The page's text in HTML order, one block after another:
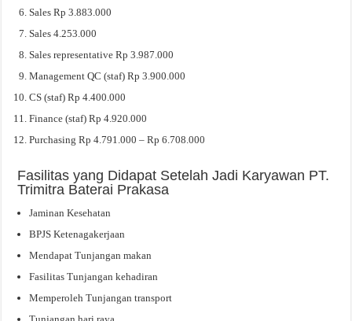
Sales Rp 3.883.000
Sales 4.253.000
Sales representative Rp 3.987.000
Management QC (staf) Rp 3.900.000
CS (staf) Rp 4.400.000
Finance (staf) Rp 4.920.000
Purchasing Rp 4.791.000 – Rp 6.708.000
Fasilitas yang Didapat Setelah Jadi Karyawan PT.
Trimitra Baterai Prakasa
Jaminan Kesehatan
BPJS Ketenagakerjaan
Mendapat Tunjangan makan
Fasilitas Tunjangan kehadiran
Memperoleh Tunjangan transport